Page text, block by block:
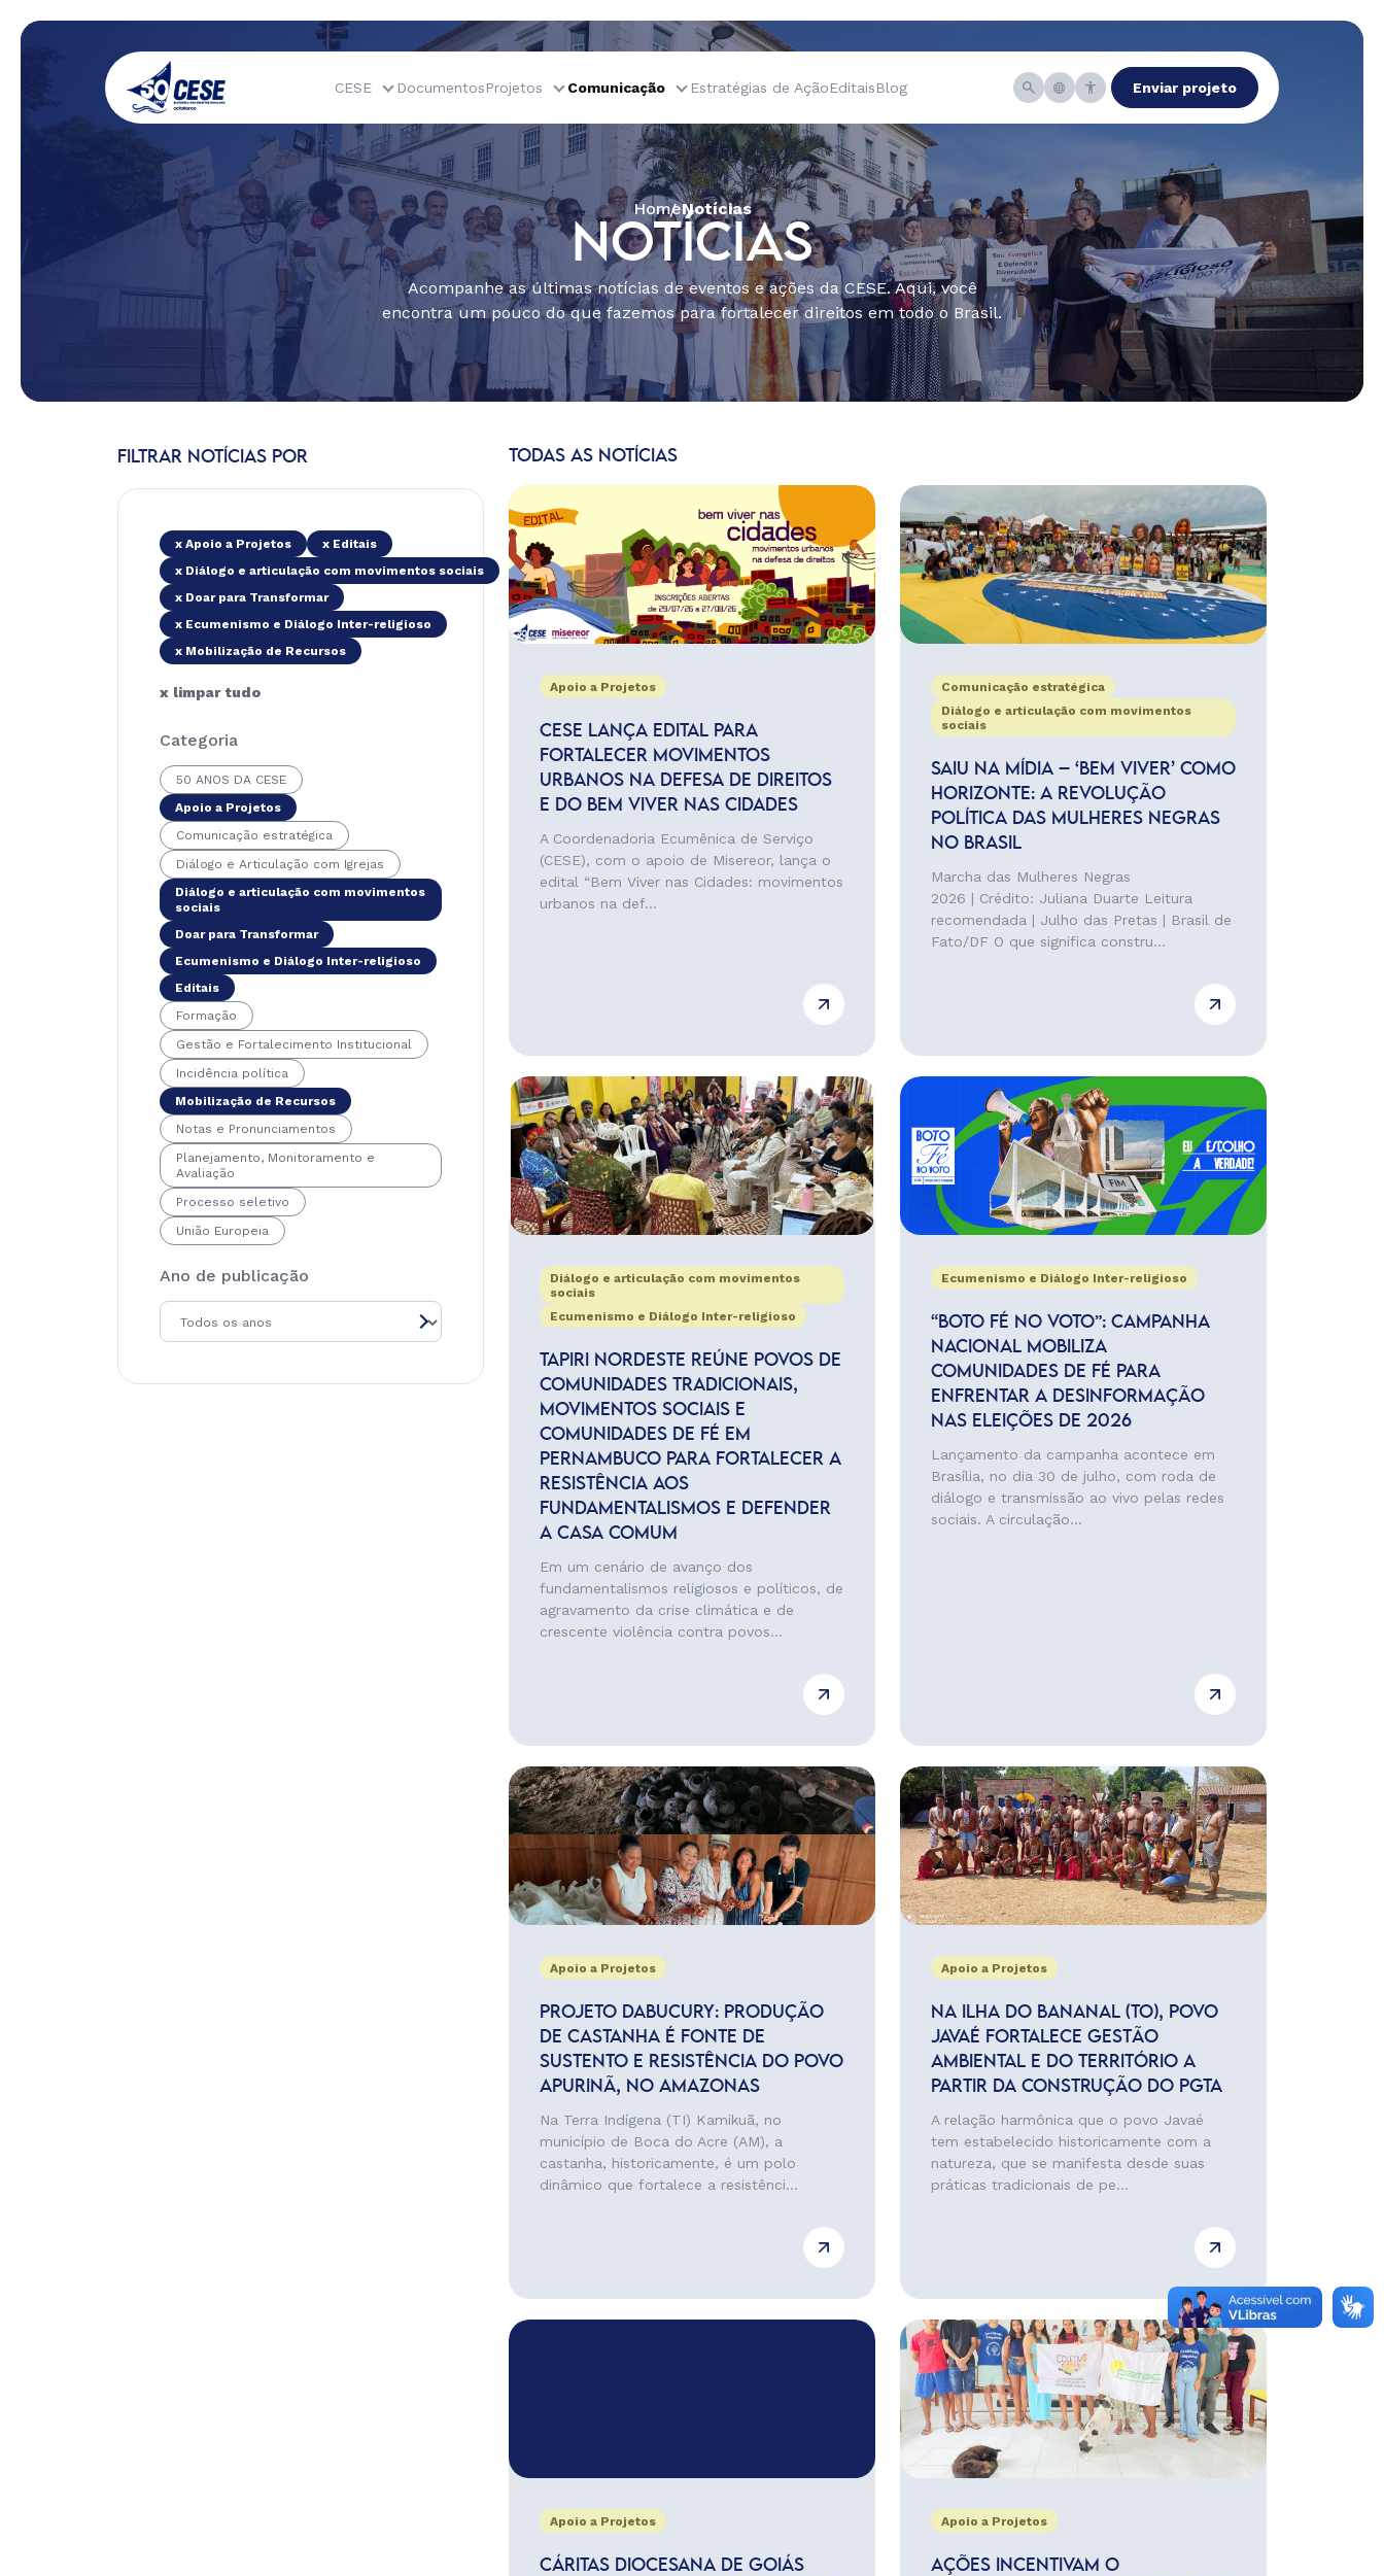
CESE DocumentosProjetos Comunicação Estratégias de AçãoEditaisBlog Enviar projeto
HomeNotícias
NOTÍCIAS
Acompanhe as últimas notícias de eventos e ações da CESE. Aqui, você
encontra um pouco do que fazemos para fortalecer direitos em todo o Brasil.
FILTRAR NOTÍCIAS POR
x Apoio a Projetos
x Editais
x Diálogo e articulação com movimentos sociais
x Doar para Transformar
x Ecumenismo e Diálogo Inter-religioso
x Mobilização de Recursos
x limpar tudo
Categoria
50 ANOS DA CESE
Apoio a Projetos
Comunicação estratégica
Diálogo e Articulação com Igrejas
Diálogo e articulação com movimentos
sociais
Doar para Transformar
Ecumenismo e Diálogo Inter-religioso
Editais
Formação
Gestão e Fortalecimento Institucional
Incidência política
Mobilização de Recursos
Notas e Pronunciamentos
Planejamento, Monitoramento e
Avaliação
Processo seletivo
União Europeia
Ano de publicação
TODAS AS NOTÍCIAS
Apoio a Projetos
CESE LANÇA EDITAL PARA
FORTALECER MOVIMENTOS
URBANOS NA DEFESA DE DIREITOS
E DO BEM VIVER NAS CIDADES
A Coordenadoria Ecumênica de Serviço
(CESE), com o apoio de Misereor, lança o
edital “Bem Viver nas Cidades: movimentos
urbanos na def...
Comunicação estratégica
Diálogo e articulação com movimentos
sociais
SAIU NA MÍDIA – ‘BEM VIVER’ COMO
HORIZONTE: A REVOLUÇÃO
POLÍTICA DAS MULHERES NEGRAS
NO BRASIL
Marcha das Mulheres Negras
2026 | Crédito: Juliana Duarte Leitura
recomendada | Julho das Pretas | Brasil de
Fato/DF O que significa constru...
Diálogo e articulação com movimentos
sociais
Ecumenismo e Diálogo Inter-religioso
TAPIRI NORDESTE REÚNE POVOS DE
COMUNIDADES TRADICIONAIS,
MOVIMENTOS SOCIAIS E
COMUNIDADES DE FÉ EM
PERNAMBUCO PARA FORTALECER A
RESISTÊNCIA AOS
FUNDAMENTALISMOS E DEFENDER
A CASA COMUM
Em um cenário de avanço dos
fundamentalismos religiosos e políticos, de
agravamento da crise climática e de
crescente violência contra povos...
Ecumenismo e Diálogo Inter-religioso
“BOTO FÉ NO VOTO”: CAMPANHA
NACIONAL MOBILIZA
COMUNIDADES DE FÉ PARA
ENFRENTAR A DESINFORMAÇÃO
NAS ELEIÇÕES DE 2026
Lançamento da campanha acontece em
Brasília, no dia 30 de julho, com roda de
diálogo e transmissão ao vivo pelas redes
sociais. A circulação...
Apoio a Projetos
PROJETO DABUCURY: PRODUÇÃO
DE CASTANHA É FONTE DE
SUSTENTO E RESISTÊNCIA DO POVO
APURINÃ, NO AMAZONAS
Na Terra Indígena (TI) Kamikuã, no
município de Boca do Acre (AM), a
castanha, historicamente, é um polo
dinâmico que fortalece a resistênci...
Apoio a Projetos
NA ILHA DO BANANAL (TO), POVO
JAVAÉ FORTALECE GESTÃO
AMBIENTAL E DO TERRITÓRIO A
PARTIR DA CONSTRUÇÃO DO PGTA
A relação harmônica que o povo Javaé
tem estabelecido historicamente com a
natureza, que se manifesta desde suas
práticas tradicionais de pe...
Apoio a Projetos
CÁRITAS DIOCESANA DE GOIÁS
Apoio a Projetos
AÇÕES INCENTIVAM O